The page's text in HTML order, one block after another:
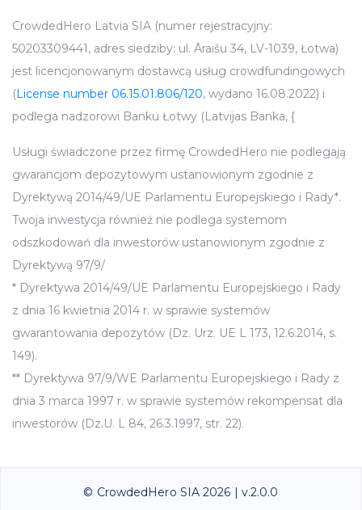
CrowdedHero Latvia SIA (numer rejestracyjny:
50203309441, adres siedziby: ul. Āraišu 34, LV-1039, Łotwa)
jest licencjonowanym dostawcą usług crowdfundingowych
(License number 06.15.01.806/120, wydano 16.08.2022) i
podlega nadzorowi Banku Łotwy (Latvijas Banka, {
Usługi świadczone przez firmę CrowdedHero nie podlegają
gwarancjom depozytowym ustanowionym zgodnie z
Dyrektywą 2014/49/UE Parlamentu Europejskiego i Rady*.
Twoja inwestycja również nie podlega systemom
odszkodowań dla inwestorów ustanowionym zgodnie z
Dyrektywą 97/9/
* Dyrektywa 2014/49/UE Parlamentu Europejskiego i Rady
z dnia 16 kwietnia 2014 r. w sprawie systemów
gwarantowania depozytów (Dz. Urz. UE L 173, 12.6.2014, s.
149).
** Dyrektywa 97/9/WE Parlamentu Europejskiego i Rady z
dnia 3 marca 1997 r. w sprawie systemów rekompensat dla
inwestorów (Dz.U. L 84, 26.3.1997, str. 22).
© CrowdedHero SIA 2026 | v.2.0.0